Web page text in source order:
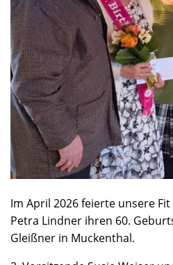
Im April 2026 feierte unsere
Petra Lindner ihren 60.
Gleißner in Muckenthal.